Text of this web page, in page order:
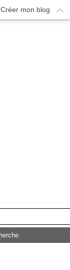
Créer mon blog